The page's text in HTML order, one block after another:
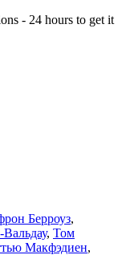
- 24 hours to get it
Берроуз,
, Том
Макфэдиен,